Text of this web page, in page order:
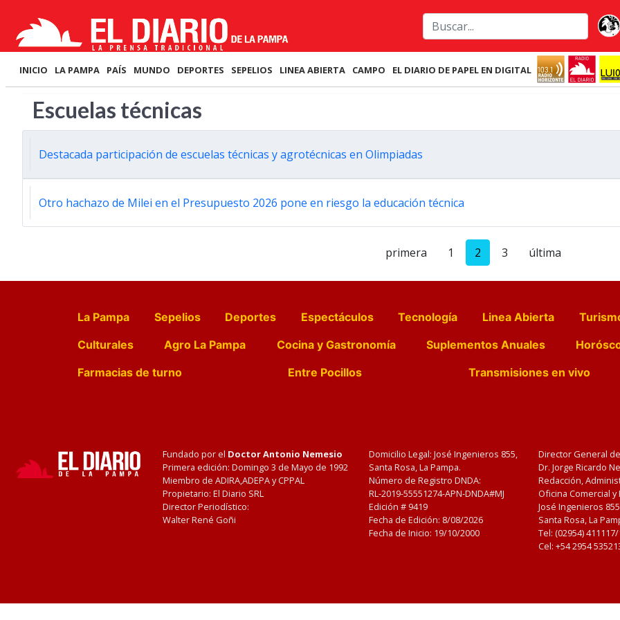
INICIO LA PAMPA PAÍS MUNDO DEPORTES SEPELIOS LINEA ABIERTA CAMPO EL DIARIO DE PAPEL EN DIGITAL
Escuelas técnicas
Destacada participación de escuelas técnicas y agrotécnicas en Olimpiadas
Otro hachazo de Milei en el Presupuesto 2026 pone en riesgo la educación técnica
primera 1 2 3 última
La Pampa Sepelios Deportes Espectáculos Tecnología Linea Abierta
Culturales
Agro La Pampa Cocina y Gastronomía Suplementos Anuales
Farmacias de turno
Entre Pocillos Transmisiones en vivo
Fundado por el Doctor Antonio Nemesio
Primera edición: Domingo 3 de Mayo de 1992
Miembro de ADIRA,ADEPA y CPPAL
Propietario: El Diario SRL
Director Periodístico:
Walter René Goñi
Domicilio Legal: José Ingenieros 855,
Santa Rosa, La Pampa.
Número de Registro DNDA:
RL-2019-55551274-APN-DNDA#MJ
Edición # 9419
Fecha de Edición: 8/08/2026
Fecha de Inicio: 19/10/2000
Director General
Dr. Jorge Ricardo
Redacción,
Oficina Comercial
José Ingenieros
Santa Rosa, La
Tel: (02954)
Cel: +54 2954